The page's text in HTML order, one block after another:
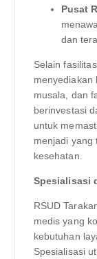
Pusat
dan
Selain
menyediakan
musala, dan
berinvestasi
untuk
menjadi yang
kesehatan.
Spesialisasi
RSUD
medis yang
kebutuhan
Spesialisasi